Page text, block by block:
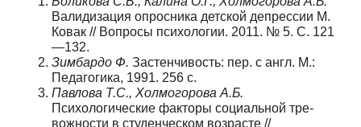
Валидизация опросника детской депрессии М.
Ковак // Вопросы психологии. 2011. № 5. С. 121
—132.
Зимбардо Ф. Застенчивость: пер. с англ. М.:
Педагогика, 1991. 256 с.
Павлова Т.С., Холмогорова А.Б.
Психологические факторы социальной тре-
вожности в студенческом возрасте //